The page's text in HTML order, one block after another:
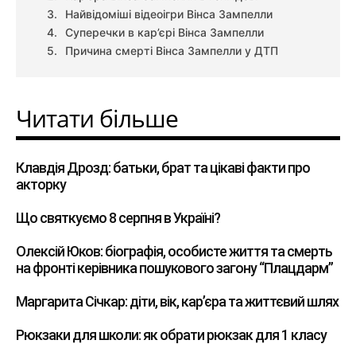
Найвідоміші відеоігри Вінса Зампелли
Суперечки в кар’єрі Вінса Зампелли
Причина смерті Вінса Зампелли у ДТП
Читати більше
Клавдія Дрозд: батьки, брат та цікаві факти про
акторку
Що святкуємо 8 серпня в Україні?
Олексій Юков: біографія, особисте життя та смерть
на фронті керівника пошукового загону “Плацдарм”
Маргарита Січкар: діти, вік, кар’єра та життєвий шлях
Рюкзаки для школи: як обрати рюкзак для 1 класу